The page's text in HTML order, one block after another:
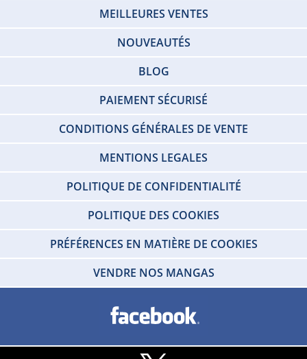
MEILLEURES VENTES
NOUVEAUTÉS
BLOG
PAIEMENT SÉCURISÉ
CONDITIONS GÉNÉRALES DE VENTE
MENTIONS LEGALES
POLITIQUE DE CONFIDENTIALITÉ
POLITIQUE DES COOKIES
PRÉFÉRENCES EN MATIÈRE DE COOKIES
VENDRE NOS MANGAS